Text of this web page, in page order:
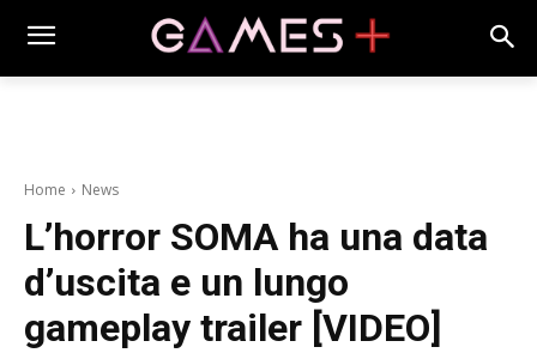
Home News
L’horror SOMA ha una data
d’uscita e un lungo
gameplay trailer [VIDEO]